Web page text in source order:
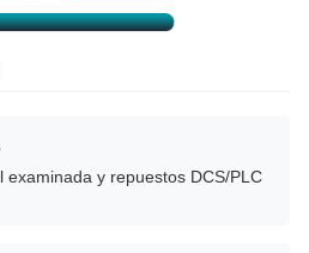
examinada y repuestos DCS/PLC